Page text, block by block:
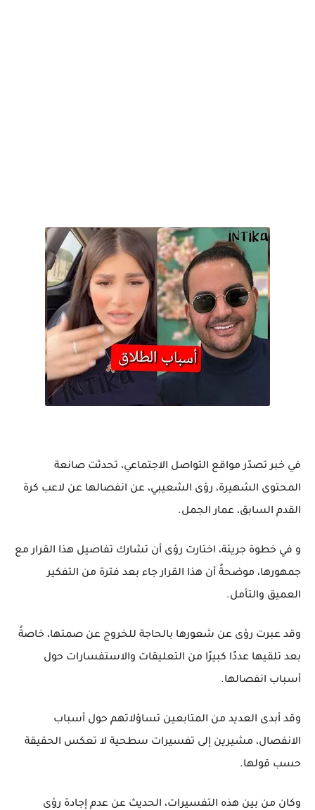
في خبر تصدّر مواقع التواصل الاجتماعي، تحدثت صانعة
المحتوى الشهيرة، رؤى الشعيبي، عن انفصالها عن لاعب كرة
القدم السابق، عمار الجمل.
و في خطوة جريئة، اختارت رؤى أن تشارك تفاصيل هذا القرار مع
جمهورها، موضحةً أن هذا القرار جاء بعد فترة من التفكير
العميق والتأمل.
وقد عبرت رؤى عن شعورها بالحاجة للخروج عن صمتها، خاصةً
بعد تلقيها عددًا كبيرًا من التعليقات والاستفسارات حول
أسباب انفصالها.
وقد أبدى العديد من المتابعين تساؤلاتهم حول أسباب
الانفصال، مشيرين إلى تفسيرات سطحية لا تعكس الحقيقة
حسب قولها.
وكان من بين هذه التفسيرات، الحديث عن عدم إجادة رؤى